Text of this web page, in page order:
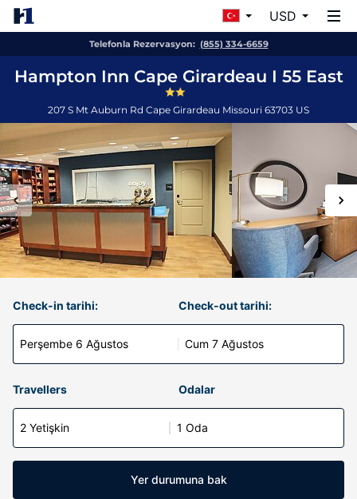
USD
Telefonla Rezervasyon: (855) 334-6659
Hampton Inn Cape Girardeau I 55 East
207 S Mt Auburn Rd Cape Girardeau Missouri 63703 US
Check-in tarihi:
Perşembe 6 Ağustos
Check-out tarihi:
Cum 7 Ağustos
Travellers Odalar
2 Yetişkin 1 Oda
Yer durumuna bak